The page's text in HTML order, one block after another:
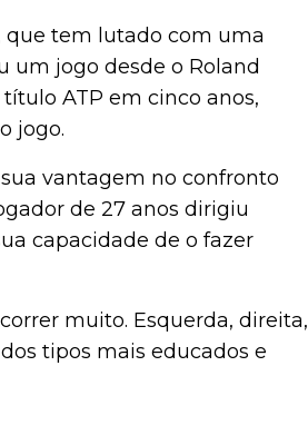
que tem lutado com uma
um jogo desde o Roland
ATP em cinco anos,
jogo.
vantagem no confronto
de 27 anos dirigiu
capacidade de o fazer
muito. Esquerda, direita,
tipos mais educados e